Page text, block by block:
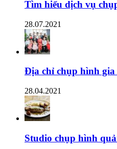
Tìm hiểu dịch vụ
28.07.2021
Địa chỉ chụp hình
28.04.2021
Studio chụp hình